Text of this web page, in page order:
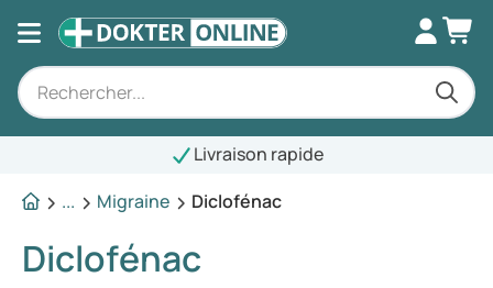
Livraison rapide
...
Migraine Diclofénac
Diclofénac